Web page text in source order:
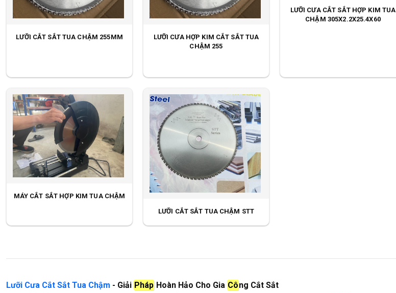
LƯỠI CẮT SẮT TUA CHẬM 255MM
LƯỠI CƯA HỢP KIM CẮT SẮT TUA
CHẬM 255
LƯỠI CƯA CẮT SẮT HỢP KIM TUA
CHẬM 305X2.2X25.4X60
MÁY CẮT SẮT HỢP KIM TUA CHẬM
LƯỠI CẮT SẮT TUA CHẬM STT
Lưỡi Cưa Cắt Sắt Tua Chậm - Giải Pháp Hoàn Hảo Cho Gia Công Cắt Sắt